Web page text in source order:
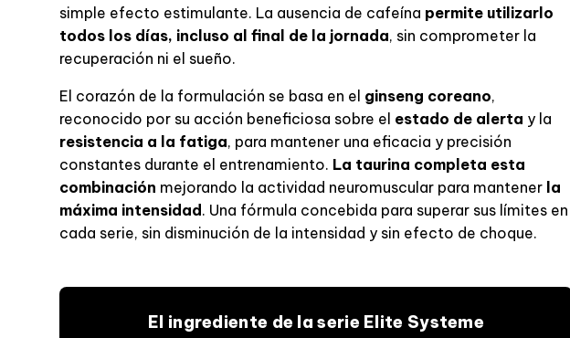
simple efecto estimulante. La ausencia de cafeína permite utilizarlo
todos los días, incluso al final de la jornada, sin comprometer la
recuperación ni el sueño.
El corazón de la formulación se basa en el ginseng coreano,
reconocido por su acción beneficiosa sobre el estado de alerta y la
resistencia a la fatiga, para mantener una eficacia y precisión
constantes durante el entrenamiento. La taurina completa esta
combinación mejorando la actividad neuromuscular para mantener la
máxima intensidad. Una fórmula concebida para superar sus límites en
cada serie, sin disminución de la intensidad y sin efecto de choque.
El ingrediente de la serie Elite Systeme